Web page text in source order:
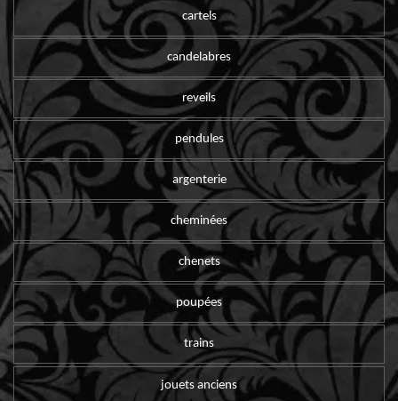
cartels
candelabres
reveils
pendules
argenterie
cheminées
chenets
poupées
trains
jouets anciens